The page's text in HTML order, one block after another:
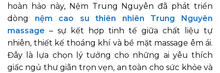
hoàn hảo này, Nệm Trung Nguyên đã phát triển
dòng nệm cao su thiên nhiên Trung Nguyên
massage – sự kết hợp tinh tế giữa chất liệu tự
nhiên, thiết kế thoáng khí và bề mặt massage êm ái.
Đây là lựa chọn lý tưởng cho những ai yêu thích
giấc ngủ thư giãn trọn vẹn, an toàn cho sức khỏe và